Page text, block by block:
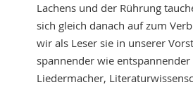
Lachens und der Rührung
sich gleich danach auf zum
wir als Leser sie in unserer
spannender wie
Liedermacher,